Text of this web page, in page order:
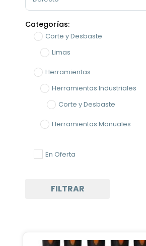
Categorías:
Corte y Desbaste
Limas
Herramientas
Herramientas Industriales
Corte y Desbaste
Herramientas Manuales
En Oferta
FILTRAR